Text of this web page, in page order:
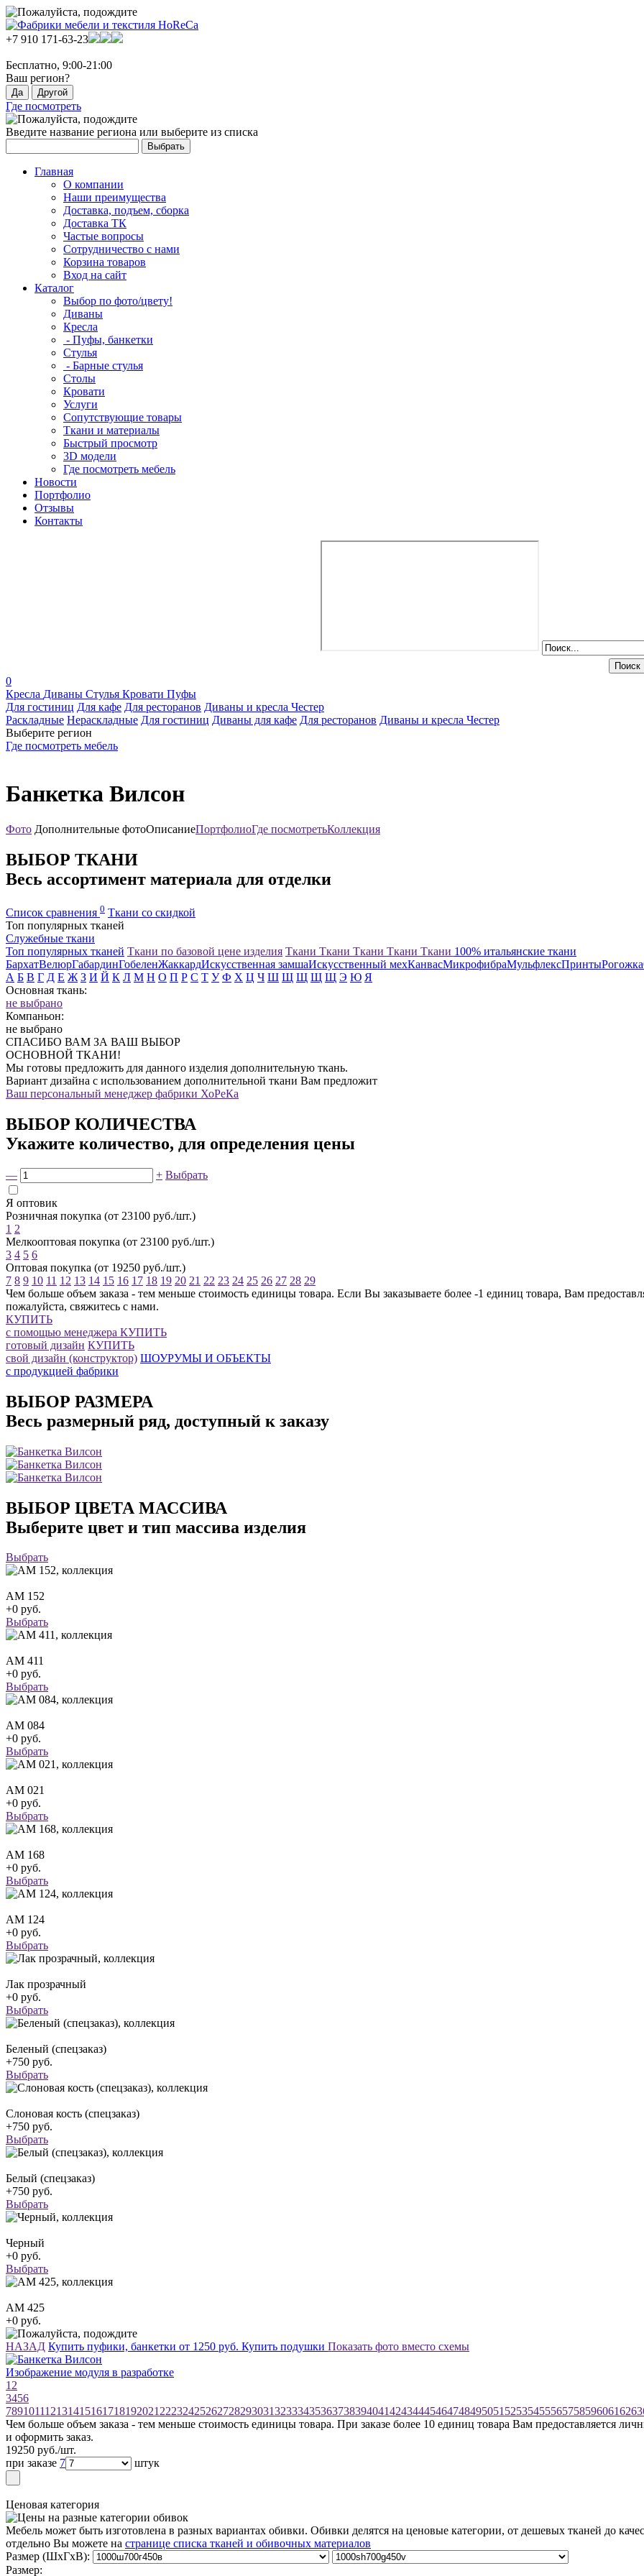
+7 910 171-63-23
Бесплатно, 9:00-21:00
Ваш регион?
Где посмотреть
Введите название региона или выберите из списка
Главная
О компании
Наши преимущества
Доставка, подъем, сборка
Доставка ТК
Частые вопросы
Сотрудничество с нами
Корзина товаров
Вход на сайт
Каталог
Выбор по фото/цвету!
Диваны
Кресла
- Пуфы, банкетки
Стулья
- Барные стулья
Столы
Кровати
Услуги
Сопутствующие товары
Ткани и материалы
Быстрый просмотр
3D модели
Где посмотреть мебель
Новости
Портфолио
Отзывы
Контакты
0
Кресла Диваны Стулья Кровати Пуфы
Для гостиниц Для кафе Для ресторанов Диваны и кресла Честер
Раскладные Нераскладные Для гостиниц Диваны для кафе Для ресторанов Диваны и кресла Честер
Выберите регион
Где посмотреть мебель
Банкетка Вилсон
Фото Дополнительные фотоОписаниеПортфолиоГде посмотретьКоллекция
ВЫБОР ТКАНИ
Весь ассортимент материала для отделки
Список сравнения 0 Ткани со скидкой
Топ популярных тканей
Служебные ткани
Топ популярных тканей Ткани по базовой цене изделия Ткани Ткани Ткани Ткани Ткани 100% итальянские ткани
БархатВелюрГабардинГобеленЖаккардИскусственная замшаИскусственный мехКанвасМикрофибраМульфлексПринтыРогожка
А Б В Г Д Е Ж З И Й К Л М Н О П Р С Т У Ф Х Ц Ч Ш Щ Щ Щ Щ Э Ю Я
Основная ткань:
не выбрано
Компаньон:
не выбрано
СПАСИБО ВАМ ЗА ВАШ ВЫБОР
ОСНОВНОЙ ТКАНИ!
Мы готовы предложить для данного изделия дополнительную ткань.
Вариант дизайна с использованием дополнительной ткани Вам предложит
Ваш персональный менеджер фабрики ХоРеКа
ВЫБОР КОЛИЧЕСТВА
Укажите количество, для определения цены
— + Выбрать
Я оптовик
Розничная покупка (от 23100 руб./шт.)
1 2
Мелкооптовая покупка (от 23100 руб./шт.)
3 4 5 6
Оптовая покупка (от 19250 руб./шт.)
7 8 9 10 11 12 13 14 15 16 17 18 19 20 21 22 23 24 25 26 27 28 29
Чем больше объем заказа - тем меньше стоимость единицы товара. Если Вы заказываете более -1 единиц товара, Вам
пожалуйста, свяжитесь с нами.
КУПИТЬ
с помощью менеджера КУПИТЬ
готовый дизайн КУПИТЬ
свой дизайн (конструктор) ШОУРУМЫ И ОБЪЕКТЫ
с продукцией фабрики
ВЫБОР РАЗМЕРА
Весь размерный ряд, доступный к заказу
ВЫБОР ЦВЕТА МАССИВА
Выберите цвет и тип массива изделия
Выбрать
АМ 152
+0 руб.
Выбрать
АМ 411
+0 руб.
Выбрать
АМ 084
+0 руб.
Выбрать
АМ 021
+0 руб.
Выбрать
АМ 168
+0 руб.
Выбрать
АМ 124
+0 руб.
Выбрать
Лак прозрачный
+0 руб.
Выбрать
Беленый (спецзаказ)
+750 руб.
Выбрать
Слоновая кость (спецзаказ)
+750 руб.
Выбрать
Белый (спецзаказ)
+750 руб.
Выбрать
Черный
+0 руб.
Выбрать
АМ 425
+0 руб.
НАЗАД Купить пуфики, банкетки от 1250 руб. Купить подушки Показать фото вместо схемы
Изображение модуля в разработке
12
3456
789101112131415161718192021222324252627282930313233343536373839404142434445464748495051525354555657585960616263
Чем больше объем заказа - тем меньше стоимость единицы товара. При заказе более 10 единиц товара Вам предоставляется
и оформить заказ.
19250 руб./шт.
при заказе 7 штук
Ценовая категория
Мебель может быть изготовлена в разных вариантах обивки. Обивки делятся на ценовые категории, от дешевых тканей до
отдельно Вы можете на странице списка тканей и обивочных материалов
Размер (ШxГxВ):
Размер: